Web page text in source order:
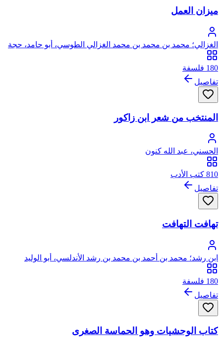
ميزان العمل
الغزالي؛ محمد بن محمد بن محمد الغزالي الطوسي، أبو حامد، حجة
الإسلام
180 فلسفة
تفاصيل
المنتخب من شعر ابن زاكور
الحسني، عبد الله كنون
810 كتب الأدب
تفاصيل
تهافت التهافت
ابن رشد؛ محمد بن أحمد بن محمد بن رشد الأندلسي، أبو الوليد
180 فلسفة
تفاصيل
كتاب الوحشيات وهو الحماسة الصغرى